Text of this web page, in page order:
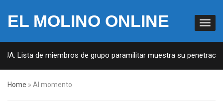
EL MOLINO ONLINE
Lista de miembros de grupo paramilitar muestra su penetración
Home » Al momento